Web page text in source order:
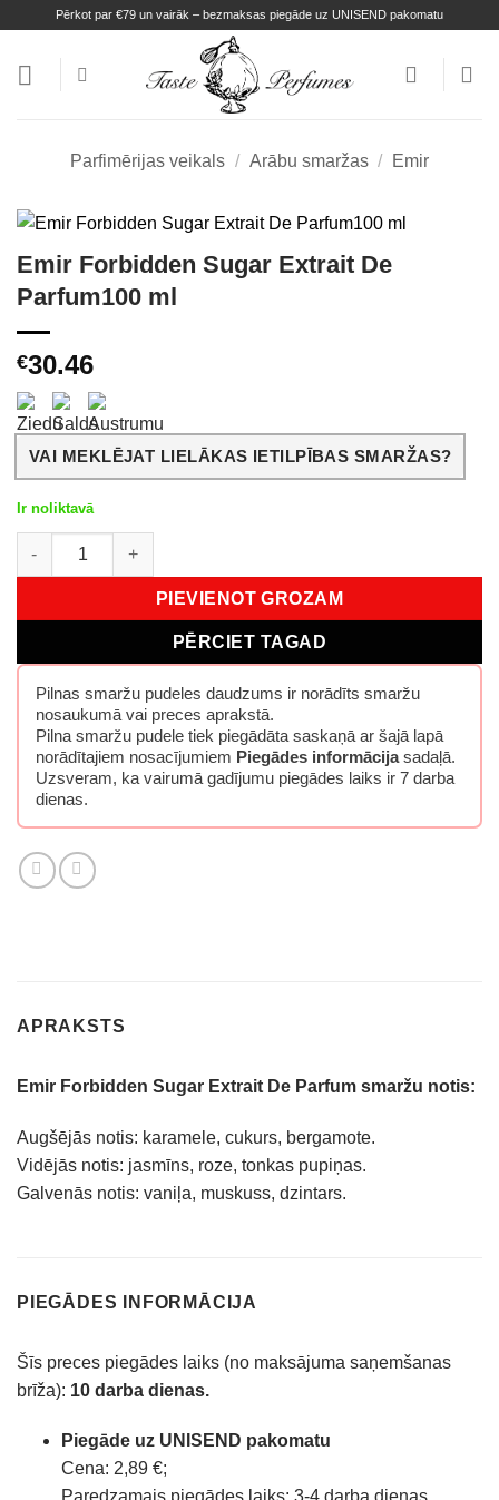
content
Pērkot par €79 un vairāk – bezmaksas piegāde uz UNISEND pakomatu
Parfimērijas veikals / Arābu smaržas / Emir
Emir Forbidden Sugar Extrait De
Parfum100 ml
€30.46
VAI MEKLĒJAT LIELĀKAS IETILPĪBAS SMARŽAS?
Ir noliktavā
Emir Forbidden Sugar Extrait De Parfum100 ml daudzums
PIEVIENOT GROZAM
PĒRCIET TAGAD
Pilnas smaržu pudeles daudzums ir norādīts smaržu
nosaukumā vai preces aprakstā.
Pilna smaržu pudele tiek piegādāta saskaņā ar šajā lapā
norādītajiem nosacījumiem Piegādes informācijasadaļā.
Uzsveram, ka vairumā gadījumu piegādes laiks ir 7 darba
dienas.
APRAKSTS
Emir Forbidden Sugar Extrait De Parfum smaržu notis:
Augšējās notis: karamele, cukurs, bergamote.
Vidējās notis: jasmīns, roze, tonkas pupiņas.
Galvenās notis: vaniļa, muskuss, dzintars.
PIEGĀDES INFORMĀCIJA
Šīs preces piegādes laiks (no maksājuma saņemšanas
brīža): 10 darba dienas.
Piegāde uz UNISEND pakomatu
Cena: 2,89 €;